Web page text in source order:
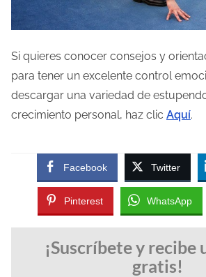
Si quieres conocer consejos y
para tener un excelente control
descargar una variedad de
crecimiento personal, haz clic Aquí.
Facebook Twitter
Pinterest WhatsApp